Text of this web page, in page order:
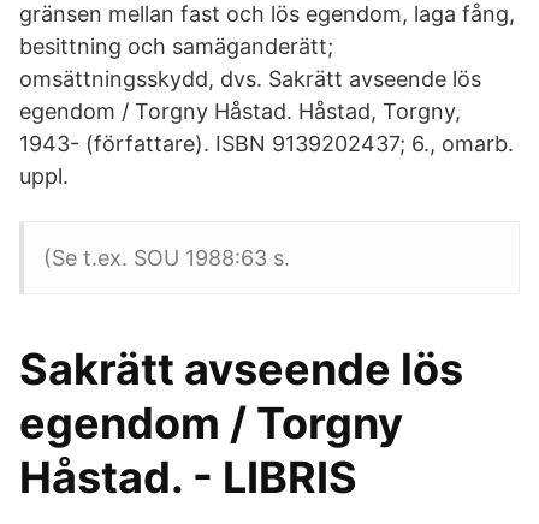
gränsen mellan fast och lös egendom, laga fång,
besittning och samäganderätt;
omsättningsskydd, dvs. Sakrätt avseende lös
egendom / Torgny Håstad. Håstad, Torgny,
1943- (författare). ISBN 9139202437; 6., omarb.
uppl.
(Se t.ex. SOU 1988:63 s.
Sakrätt avseende lös
egendom / Torgny
Håstad. - LIBRIS